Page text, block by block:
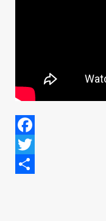
Facebook
Twitter